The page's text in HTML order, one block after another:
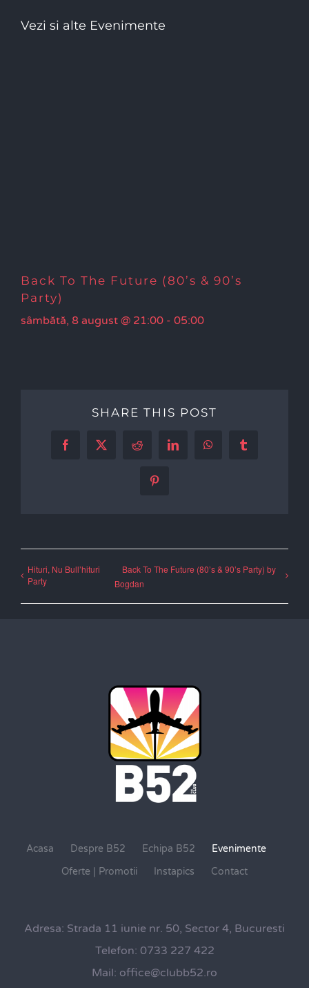
Vezi si alte Evenimente
Back To The Future (80’s & 90’s
Party)
sâmbătă, 8 august @ 21:00 - 05:00
SHARE THIS POST
Facebook
X Reddit LinkedInWhatsAppTumblr
Pinterest
Hituri, Nu Bull’hituri
Party
Back To The Future (80’s & 90’s Party) by
Bogdan
Acasa Despre B52 Echipa B52
Evenimente
Oferte | Promotii
Instapics Contact
Adresa: Strada 11 iunie nr. 50, Sector 4, Bucuresti
Telefon: 0733 227 422
Mail: office@clubb52.ro